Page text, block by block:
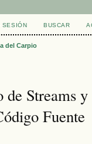
SESIÓN BUSCAR
del Carpio
de Streams
Fuente